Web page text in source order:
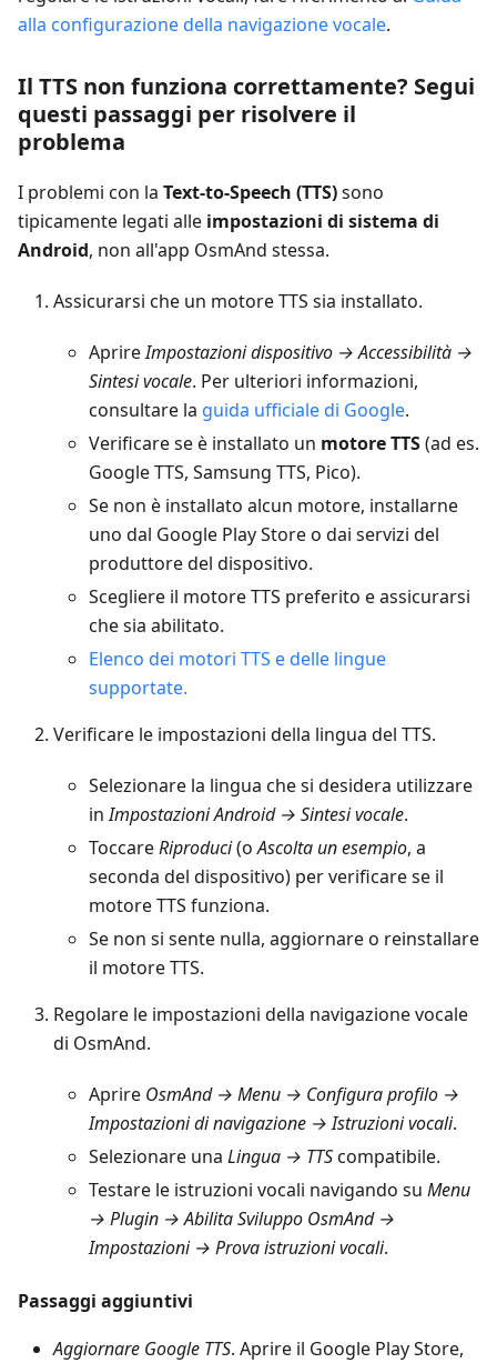
alla configurazione della navigazione vocale.
Il TTS non funziona correttamente? Segui
questi passaggi per risolvere il
problema
I problemi con la Text-to-Speech (TTS)sono
tipicamente legati alle impostazioni di sistema di
Android, non all'app OsmAnd stessa.
Assicurarsi che un motore TTS sia installato.
AprireImpostazioni dispositivo → Accessibilità →
Sintesi vocale. Per ulteriori informazioni,
consultare la guida ufficiale di Google.
Verificare se è installato un motore TTS(ad es.
Google TTS, Samsung TTS, Pico).
Se non è installato alcun motore, installarne
uno dal Google Play Store o dai servizi del
produttore del dispositivo.
Scegliere il motore TTS preferito e assicurarsi
che sia abilitato.
Elenco dei motori TTS e delle lingue
supportate.
Verificare le impostazioni della lingua del TTS.
Selezionare la lingua che si desidera utilizzare
inImpostazioni Android → Sintesi vocale.
ToccareRiproduci(oAscolta un esempio, a
seconda del dispositivo) per verificare se il
motore TTS funziona.
Se non si sente nulla, aggiornare o reinstallare
il motore TTS.
Regolare le impostazioni della navigazione vocale
di OsmAnd.
Aprire OsmAnd → Menu → Configura profilo →
Impostazioni di navigazione → Istruzioni vocali.
Selezionare una Lingua → TTScompatibile.
Testare le istruzioni vocali navigando su Menu
→ Plugin → Abilita Sviluppo OsmAnd →
Impostazioni → Prova istruzioni vocali.
Passaggi aggiuntivi
Aggiornare Google TTS. Aprire il Google Play Store,